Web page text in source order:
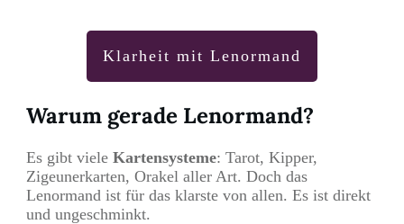
Klarheit mit Lenormand
Warum gerade Lenormand?
Es gibt viele Kartensysteme: Tarot, Kipper,
Zigeunerkarten, Orakel aller Art. Doch das
Lenormand ist für das klarste von allen. Es ist direkt
und ungeschminkt.